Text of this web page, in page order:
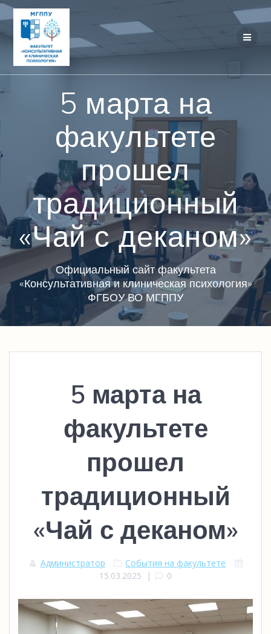
Перейти
к
контенту
5 марта на
факультете
прошел
традиционный
«Чай с деканом»
Официальный сайт факультета
«Консультативная и клиническая психология»
ФГБОУ ВО МГППУ
5 марта на
факультете
прошел
традиционный
«Чай с деканом»
Администратор
События на факультете
15.03.2025 | 0